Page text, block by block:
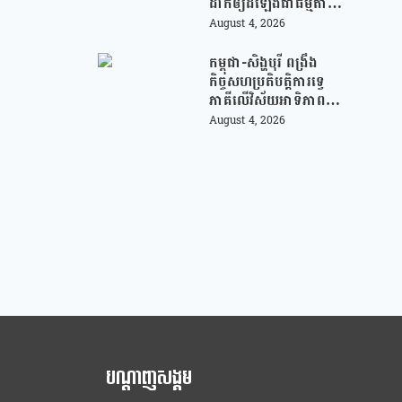
វិញលើ App Store
បាត់ខ្លួនដោយគ្មានការ
បញ្ជាក់ពីមូលហេតុ
August 4, 2026
កម្ពុជា-សិង្ហបុរី ពង្រឹង
កិច្ចសហប្រតិបត្តិការទ្វេ
ភាគីលើវិស័យអាទិភាព
សំខាន់ៗចំនួន ៤ !
August 4, 2026
បណ្ដាញសង្គម